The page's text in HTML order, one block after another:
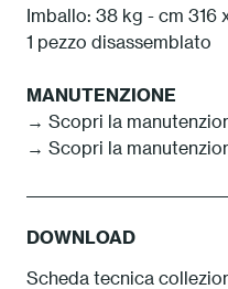
Imballo: 38 kg - cm 316
1 pezzo disassemblato
MANUTENZIONE
→ Scopri la
→ Scopri la
DOWNLOAD
Scheda tecnica